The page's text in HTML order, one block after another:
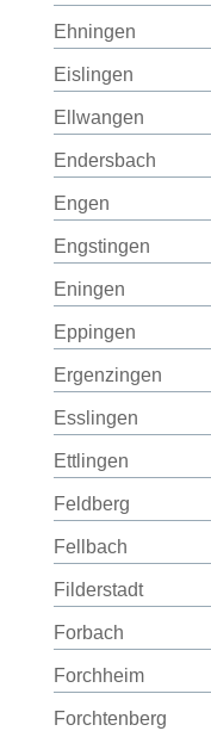
Ehningen
Eislingen
Ellwangen
Endersbach
Engen
Engstingen
Eningen
Eppingen
Ergenzingen
Esslingen
Ettlingen
Feldberg
Fellbach
Filderstadt
Forbach
Forchheim
Forchtenberg